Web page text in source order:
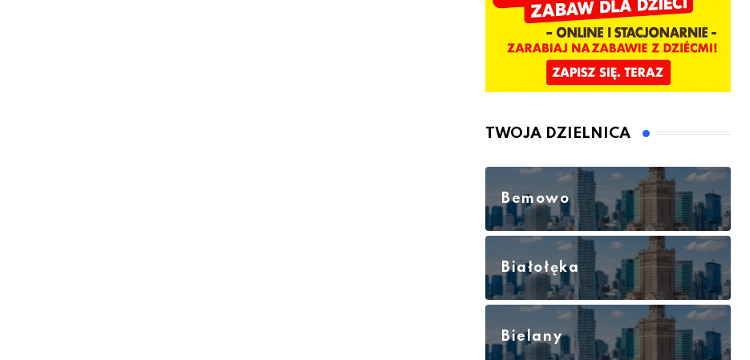
TWOJA DZIELNICA
Bemowo
Białołęka
Bielany